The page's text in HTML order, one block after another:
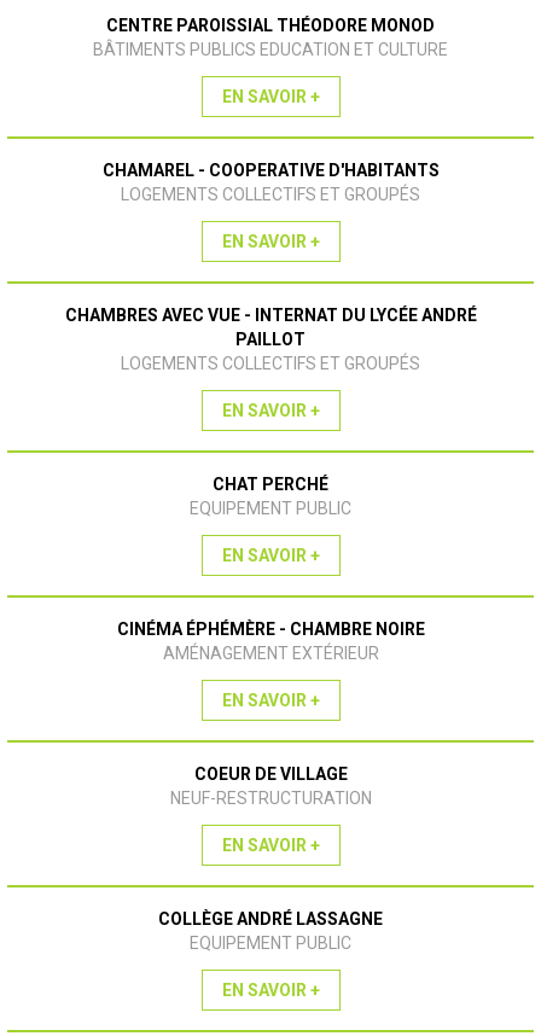
CENTRE PAROISSIAL THÉODORE MONOD
BÂTIMENTS PUBLICS EDUCATION ET CULTURE
EN SAVOIR +
CHAMAREL - COOPERATIVE D'HABITANTS
LOGEMENTS COLLECTIFS ET GROUPÉS
EN SAVOIR +
CHAMBRES AVEC VUE - INTERNAT DU LYCÉE ANDRÉ
PAILLOT
LOGEMENTS COLLECTIFS ET GROUPÉS
EN SAVOIR +
CHAT PERCHÉ
EQUIPEMENT PUBLIC
EN SAVOIR +
CINÉMA ÉPHÉMÈRE - CHAMBRE NOIRE
AMÉNAGEMENT EXTÉRIEUR
EN SAVOIR +
COEUR DE VILLAGE
NEUF-RESTRUCTURATION
EN SAVOIR +
COLLÈGE ANDRÉ LASSAGNE
EQUIPEMENT PUBLIC
EN SAVOIR +